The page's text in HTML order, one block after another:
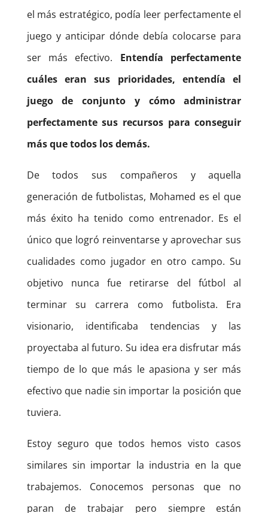
el más estratégico, podía leer perfectamente el
juego y anticipar dónde debía colocarse para
ser más efectivo. Entendía perfectamente
cuáles eran sus prioridades, entendía el
juego de conjunto y cómo administrar
perfectamente sus recursos para conseguir
más que todos los demás.
De todos sus compañeros y aquella
generación de futbolistas, Mohamed es el que
más éxito ha tenido como entrenador. Es el
único que logró reinventarse y aprovechar sus
cualidades como jugador en otro campo. Su
objetivo nunca fue retirarse del fútbol al
terminar su carrera como futbolista. Era
visionario, identificaba tendencias y las
proyectaba al futuro. Su idea era disfrutar más
tiempo de lo que más le apasiona y ser más
efectivo que nadie sin importar la posición que
tuviera.
Estoy seguro que todos hemos visto casos
similares sin importar la industria en la que
trabajemos. Conocemos personas que no
paran de trabajar pero siempre están